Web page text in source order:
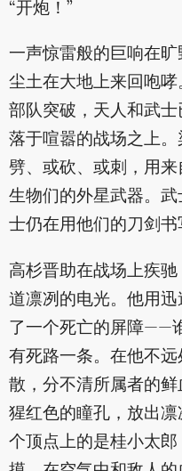
“开炮！”
一声惊雷般的巨响在
尘土在大地上来回咆
部队突破，天人和武
落于喧嚣的战场之上
劈、或砍、或刺，用
生物们的外星武器。
士仍在用他们的刀剑书
高杉晋助在战场上疾
道凛冽的电光。他用
了一个死亡的屏障——
有死路一条。在他不
散，分不清所属者的
猩红色的瞳孔，放出
个顶点上的是桂小太